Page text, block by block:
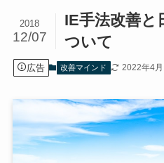
IE手法改善と
ついて
2018
12/07
広告 改善マインド 2022年4